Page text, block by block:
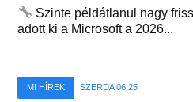
Szinte példátlanul nagy
adott ki a Microsoft a 2026...
MI HÍREK SZERDA 06:25